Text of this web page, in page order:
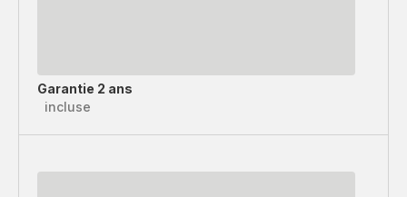
Garantie 2 ans
incluse